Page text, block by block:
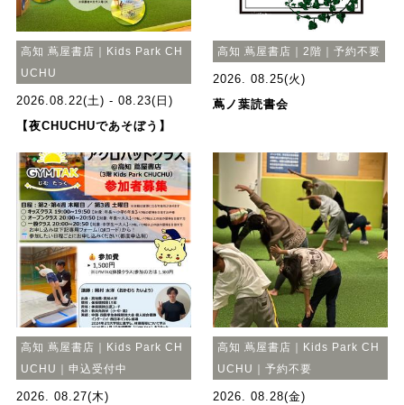
高知 蔦屋書店｜Kids Park CH
UCHU
2026.08.22(土) - 08.23(日)
【夜CHUCHUであそぼう】
高知 蔦屋書店｜2階｜予約不要
2026. 08.25(火)
蔦ノ葉読書会
高知 蔦屋書店｜Kids Park CH
UCHU｜申込受付中
2026. 08.27(木)
高知 蔦屋書店｜Kids Park CH
UCHU｜予約不要
2026. 08.28(金)